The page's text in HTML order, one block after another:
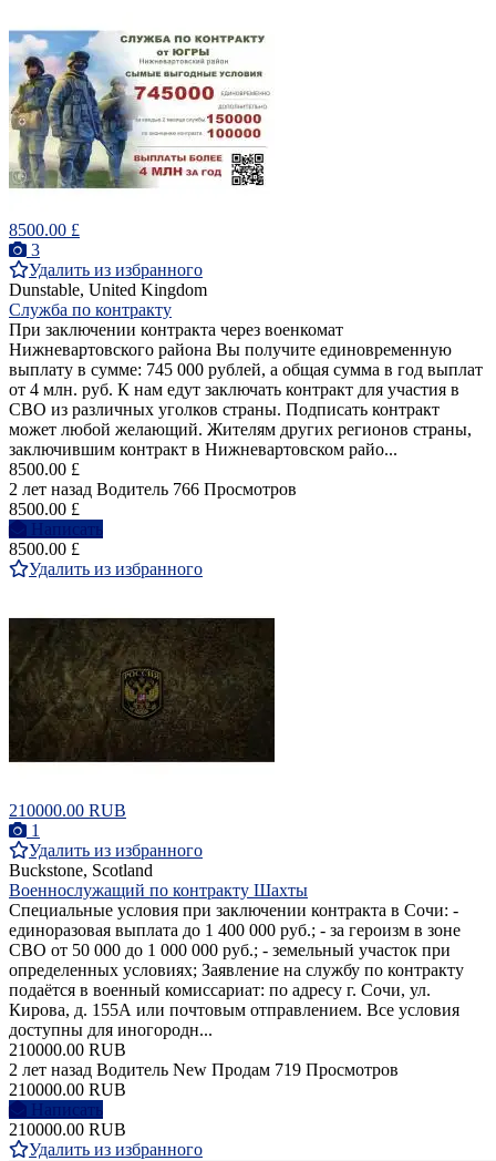
8500.00 £
3
Удалить из избранного
Dunstable, United Kingdom
Служба по контракту
При заключении контракта через военкомат
Нижневартовского района Вы получите единовременную
выплату в сумме: 745 000 рублей, а общая сумма в год выплат
от 4 млн. руб. К нам едут заключать контракт для участия в
СВО из различных уголков страны. Подписать контракт
может любой желающий. Жителям других регионов страны,
заключившим контракт в Нижневартовском райо...
8500.00 £
2 лет назад Водитель 766 Просмотров
8500.00 £
Написать
8500.00 £
Удалить из избранного
210000.00 RUB
1
Удалить из избранного
Buckstone, Scotland
Военнослужащий по контракту Шахты
Специальные условия при заключении контракта в Сочи: -
единоразовая выплата до 1 400 000 руб.; - за героизм в зоне
СВО от 50 000 до 1 000 000 руб.; - земельный участок при
определенных условиях; Заявление на службу по контракту
подаётся в военный комиссариат: по адресу г. Сочи, ул.
Кирова, д. 155А или почтовым отправлением. Все условия
доступны для иногородн...
210000.00 RUB
2 лет назад Водитель New Продам 719 Просмотров
210000.00 RUB
Написать
210000.00 RUB
Удалить из избранного